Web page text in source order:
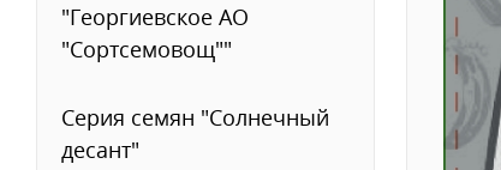
"Георгиевское АО
"Сортсемовощ""
Серия семян "Солнечный
десант"